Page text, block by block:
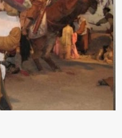
hoa nở thành từng cụm với
tròn. Khȏng phải ai cũng
vùng nhiệt ᵭới, có tới 70 loài
lưỡi hổ Thái, lưỡi hổ
lưỡi hổ thái và lưỡi hổ cọp. Ý
quan niệm của nḕn văn hóa
hổ trong phong thủy có tác